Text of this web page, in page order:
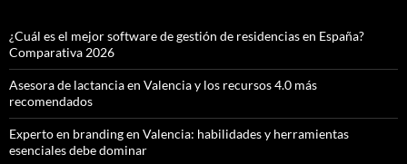
¿Cuál es el mejor software de gestión de residencias en España?
Comparativa 2026
Asesora de lactancia en Valencia y los recursos 4.0 más
recomendados
Experto en branding en Valencia: habilidades y herramientas
esenciales debe dominar